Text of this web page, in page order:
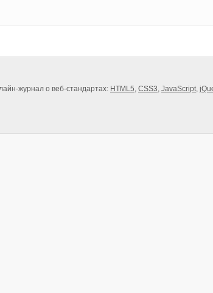
журнал о веб-стандартах: HTML5, CSS3, JavaScript,